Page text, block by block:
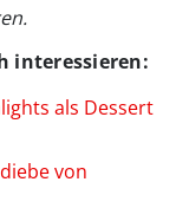
interessieren:
als Dessert
von